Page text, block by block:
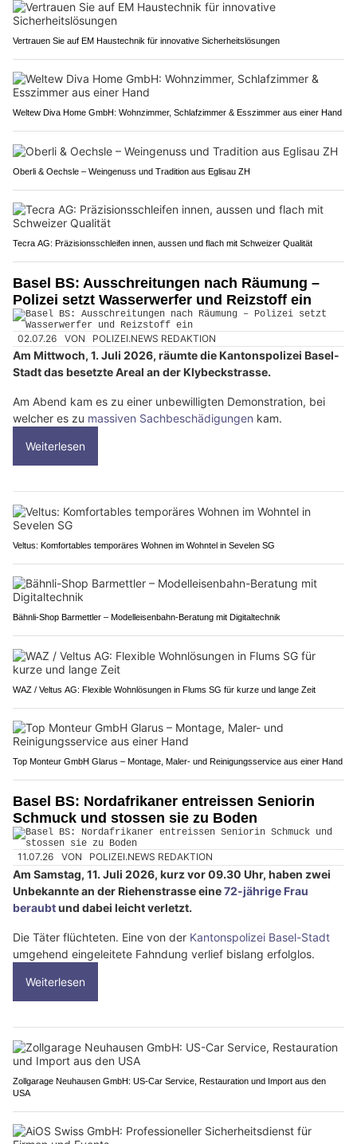
Vertrauen Sie auf EM Haustechnik für innovative Sicherheitslösungen
Weltew Diva Home GmbH: Wohnzimmer, Schlafzimmer & Esszimmer aus einer Hand
Oberli & Oechsle – Weingenuss und Tradition aus Eglisau ZH
Tecra AG: Präzisionsschleifen innen, aussen und flach mit Schweizer Qualität
Basel BS: Ausschreitungen nach Räumung –
Polizei setzt Wasserwerfer und Reizstoff ein
02.07.26 VON POLIZEI.NEWS REDAKTION
Am Mittwoch, 1. Juli 2026, räumte die Kantonspolizei Basel-
Stadt das besetzte Areal an der Klybeckstrasse.
Am Abend kam es zu einer unbewilligten Demonstration, bei
welcher es zu massiven Sachbeschädigungen kam.
Weiterlesen
Veltus: Komfortables temporäres Wohnen im Wohntel in Sevelen SG
Bähnli-Shop Barmettler – Modelleisenbahn-Beratung mit Digitaltechnik
WAZ / Veltus AG: Flexible Wohnlösungen in Flums SG für kurze und lange Zeit
Top Monteur GmbH Glarus – Montage, Maler- und Reinigungsservice aus einer Hand
Basel BS: Nordafrikaner entreissen Seniorin
Schmuck und stossen sie zu Boden
11.07.26 VON POLIZEI.NEWS REDAKTION
Am Samstag, 11. Juli 2026, kurz vor 09.30 Uhr, haben zwei
Unbekannte an der Riehenstrasse eine72-jährige Frau
beraubtund dabei leicht verletzt.
Die Täter flüchteten. Eine von der Kantonspolizei Basel-Stadt
umgehend eingeleitete Fahndung verlief bislang erfolglos.
Weiterlesen
Zollgarage Neuhausen GmbH: US-Car Service, Restauration und Import aus den
USA